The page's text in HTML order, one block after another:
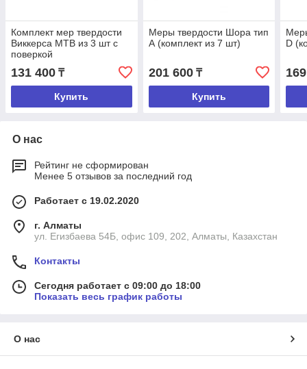
Комплект мер твердости
Виккерса МТВ из 3 шт с
поверкой
131 400 ₸
Купить
Меры твердости Шора тип
А (комплект из 7 шт)
201 600₸
Купить
D
О нас
Рейтинг не сформирован
Менее 5 отзывов за последний год
Работает с 19.02.2020
г. Алматы
ул. Егизбаева 54Б, офис 109, 202, Алматы, Казахстан
Контакты
Сегодня работает с 09:00 до 18:00
Показать весь график работы
О нас